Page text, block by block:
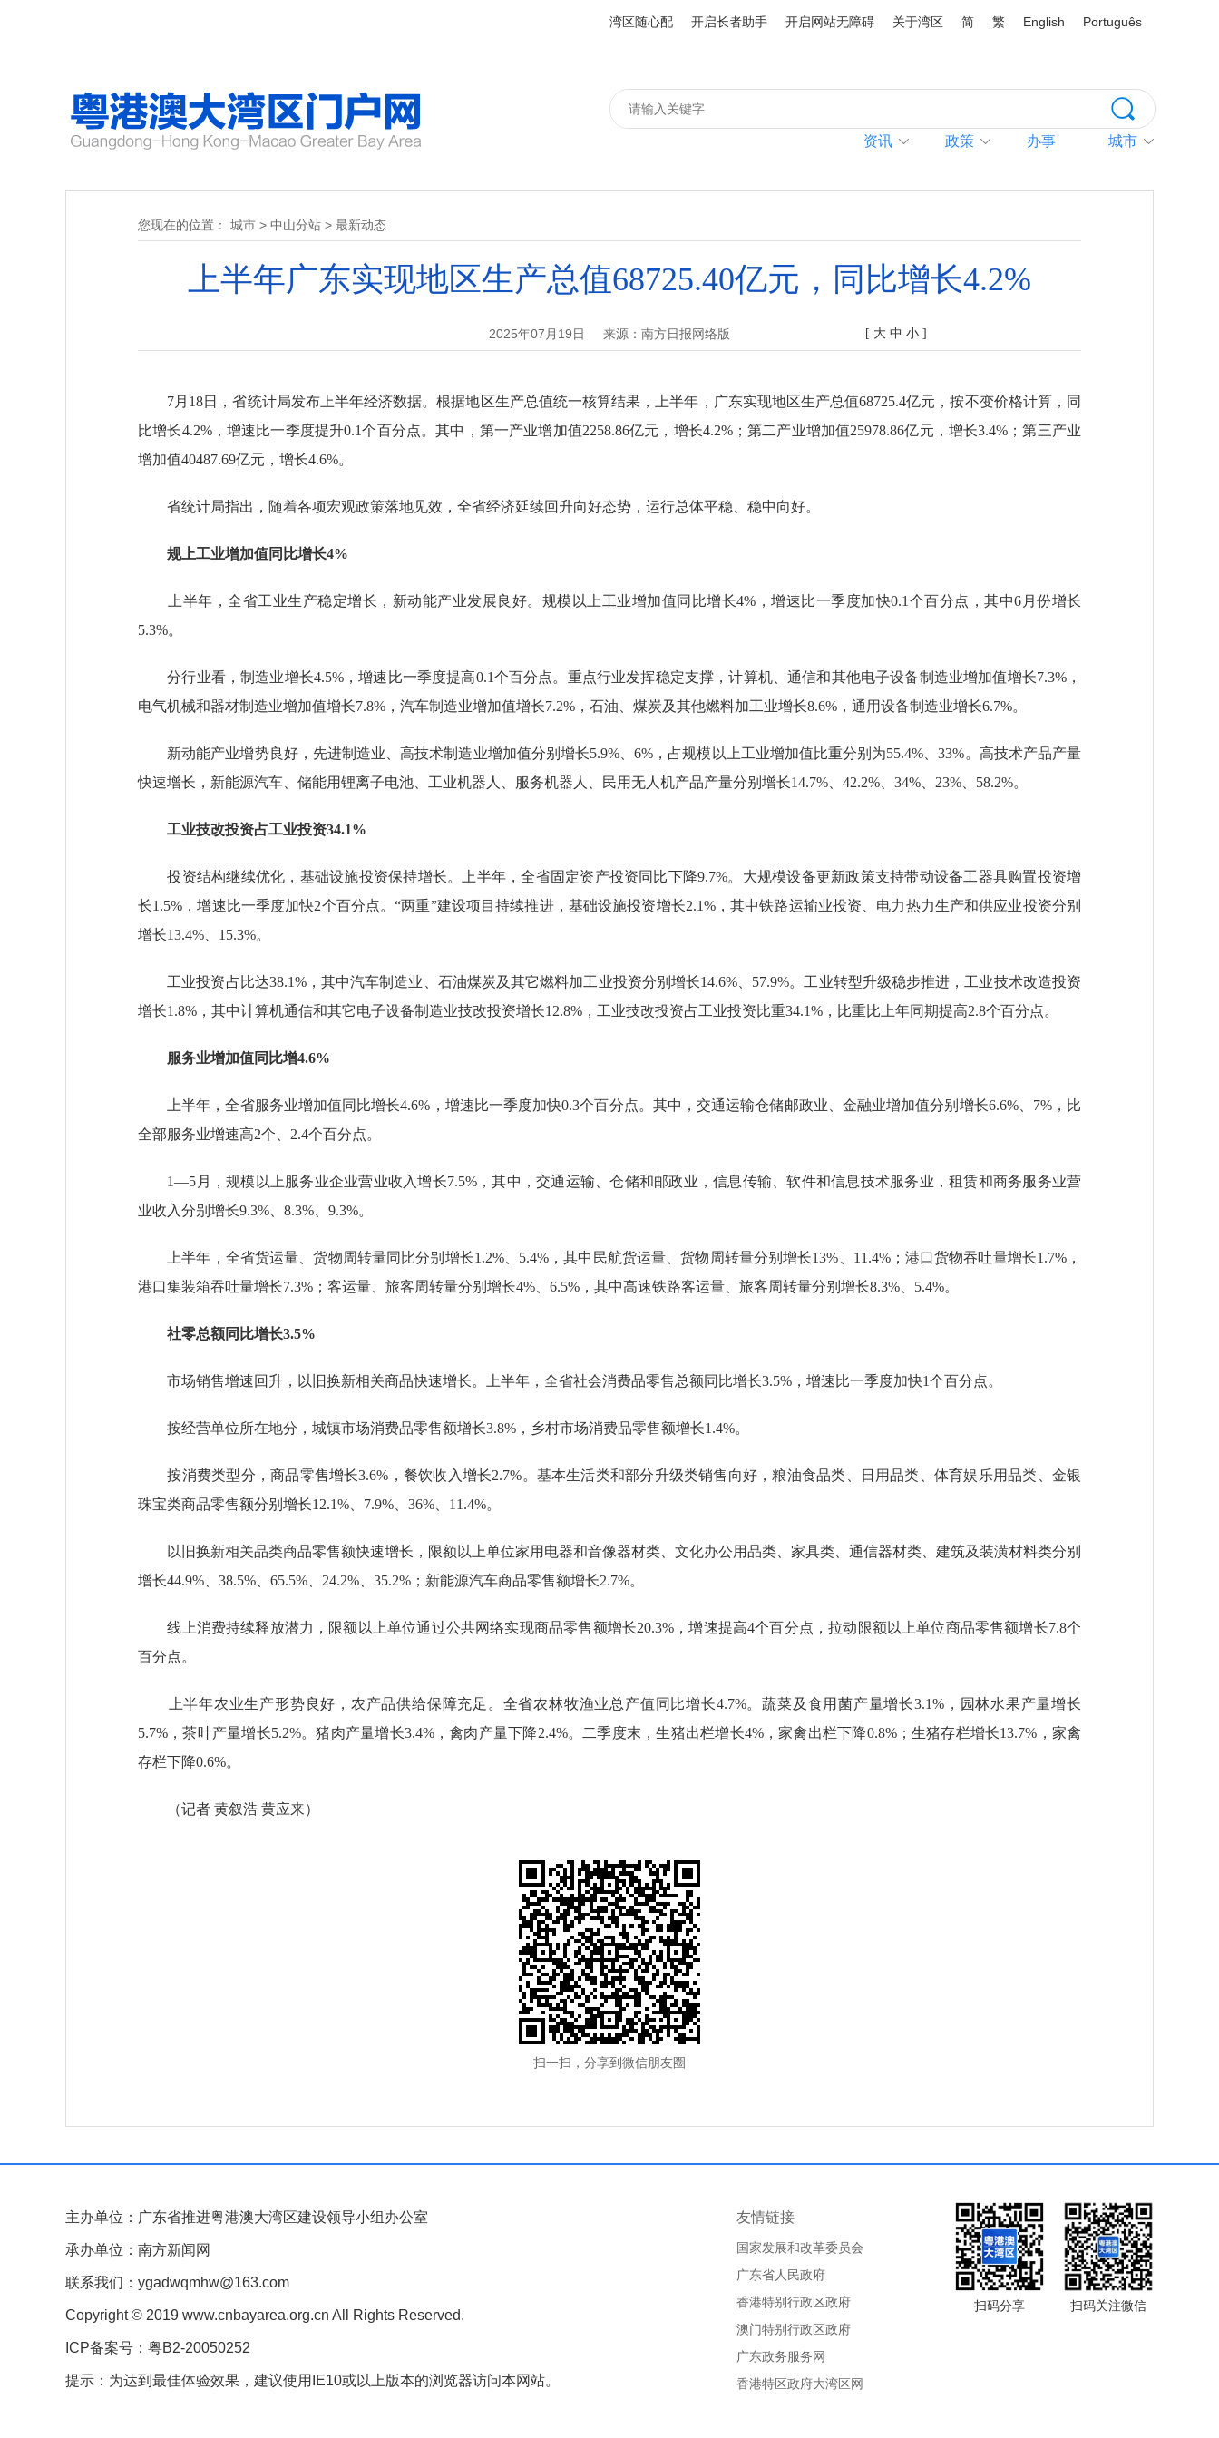
湾区随心配 开启长者助手 开启网站无障碍 关于湾区 简 繁 English Português
资讯 政策 办事 城市
您现在的位置： 城市 > 中山分站 > 最新动态
上半年广东实现地区生产总值68725.40亿元，同比增长4.2%
2025年07月19日 来源：南方日报网络版 [ 大 中 小 ]
7月18日，省统计局发布上半年经济数据。根据地区生产总值统一核算结果，上半年，广东实现地区生产总值68725.4亿元，按不变价格计算，同
比增长4.2%，增速比一季度提升0.1个百分点。其中，第一产业增加值2258.86亿元，增长4.2%；第二产业增加值25978.86亿元，增长3.4%；第三产业
增加值40487.69亿元，增长4.6%。
省统计局指出，随着各项宏观政策落地见效，全省经济延续回升向好态势，运行总体平稳、稳中向好。
规上工业增加值同比增长4%
上半年，全省工业生产稳定增长，新动能产业发展良好。规模以上工业增加值同比增长4%，增速比一季度加快0.1个百分点，其中6月份增长
5.3%。
分行业看，制造业增长4.5%，增速比一季度提高0.1个百分点。重点行业发挥稳定支撑，计算机、通信和其他电子设备制造业增加值增长7.3%，
电气机械和器材制造业增加值增长7.8%，汽车制造业增加值增长7.2%，石油、煤炭及其他燃料加工业增长8.6%，通用设备制造业增长6.7%。
新动能产业增势良好，先进制造业、高技术制造业增加值分别增长5.9%、6%，占规模以上工业增加值比重分别为55.4%、33%。高技术产品产量
快速增长，新能源汽车、储能用锂离子电池、工业机器人、服务机器人、民用无人机产品产量分别增长14.7%、42.2%、34%、23%、58.2%。
工业技改投资占工业投资34.1%
投资结构继续优化，基础设施投资保持增长。上半年，全省固定资产投资同比下降9.7%。大规模设备更新政策支持带动设备工器具购置投资增
长1.5%，增速比一季度加快2个百分点。“两重”建设项目持续推进，基础设施投资增长2.1%，其中铁路运输业投资、电力热力生产和供应业投资分别
增长13.4%、15.3%。
工业投资占比达38.1%，其中汽车制造业、石油煤炭及其它燃料加工业投资分别增长14.6%、57.9%。工业转型升级稳步推进，工业技术改造投资
增长1.8%，其中计算机通信和其它电子设备制造业技改投资增长12.8%，工业技改投资占工业投资比重34.1%，比重比上年同期提高2.8个百分点。
服务业增加值同比增4.6%
上半年，全省服务业增加值同比增长4.6%，增速比一季度加快0.3个百分点。其中，交通运输仓储邮政业、金融业增加值分别增长6.6%、7%，比
全部服务业增速高2个、2.4个百分点。
1—5月，规模以上服务业企业营业收入增长7.5%，其中，交通运输、仓储和邮政业，信息传输、软件和信息技术服务业，租赁和商务服务业营
业收入分别增长9.3%、8.3%、9.3%。
上半年，全省货运量、货物周转量同比分别增长1.2%、5.4%，其中民航货运量、货物周转量分别增长13%、11.4%；港口货物吞吐量增长1.7%，
港口集装箱吞吐量增长7.3%；客运量、旅客周转量分别增长4%、6.5%，其中高速铁路客运量、旅客周转量分别增长8.3%、5.4%。
社零总额同比增长3.5%
市场销售增速回升，以旧换新相关商品快速增长。上半年，全省社会消费品零售总额同比增长3.5%，增速比一季度加快1个百分点。
按经营单位所在地分，城镇市场消费品零售额增长3.8%，乡村市场消费品零售额增长1.4%。
按消费类型分，商品零售增长3.6%，餐饮收入增长2.7%。基本生活类和部分升级类销售向好，粮油食品类、日用品类、体育娱乐用品类、金银
珠宝类商品零售额分别增长12.1%、7.9%、36%、11.4%。
以旧换新相关品类商品零售额快速增长，限额以上单位家用电器和音像器材类、文化办公用品类、家具类、通信器材类、建筑及装潢材料类分别
增长44.9%、38.5%、65.5%、24.2%、35.2%；新能源汽车商品零售额增长2.7%。
线上消费持续释放潜力，限额以上单位通过公共网络实现商品零售额增长20.3%，增速提高4个百分点，拉动限额以上单位商品零售额增长7.8个
百分点。
上半年农业生产形势良好，农产品供给保障充足。全省农林牧渔业总产值同比增长4.7%。蔬菜及食用菌产量增长3.1%，园林水果产量增长
5.7%，茶叶产量增长5.2%。猪肉产量增长3.4%，禽肉产量下降2.4%。二季度末，生猪出栏增长4%，家禽出栏下降0.8%；生猪存栏增长13.7%，家禽
存栏下降0.6%。
（记者 黄叙浩 黄应来）
扫一扫，分享到微信朋友圈
主办单位：广东省推进粤港澳大湾区建设领导小组办公室
承办单位：南方新闻网
联系我们：ygadwqmhw@163.com
Copyright © 2019 www.cnbayarea.org.cn All Rights Reserved.
ICP备案号：粤B2-20050252
提示：为达到最佳体验效果，建议使用IE10或以上版本的浏览器访问本网站。
扫码分享 扫码关注微信
友情链接
国家发展和改革委员会
广东省人民政府
香港特别行政区政府
澳门特别行政区政府
广东政务服务网
香港特区政府大湾区网